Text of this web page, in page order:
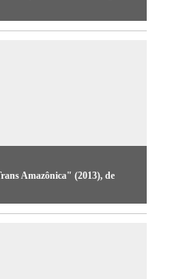
a professora Esther
People” (1991), obra em
Amazônica" (2013), de
sobre “Trans Amazônica”,
Magno.